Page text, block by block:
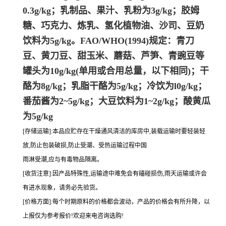
0.3g/kg；乳制品、果汁、乳粉为3g/kg；胶姆
糖、巧克力、炼乳、氢化植物油、沙司、豆奶
饮料为5g/kg。FAO/WHO(1994)规定：青刀
豆、黄刀豆、甜玉米、蘑菇、芦笋、青豌豆等
罐头为10g/kg(单用或合用总量，以下相同)；干
酪为8g/kg；乳脂干酪为5g/kg；冷饮为l0g/kg；
番茄酱为2~5g/kg；大豆饮料为1~2g/kg；酸黄瓜
为5g/kg
[存储运输]:本品应贮存在干燥通风清洁的库房中,装载运输时要轻装轻
放,防止包装破损,防止受潮、受热运输过程中国
雨淋受潮,应与有毒物品隔离。
[收货注意]:因产品特殊性,运输途中难免会有磕碰损伤,雨天运输或许会
有进水现象，请务必先验货。
[价格方面]:每个时期原料的价格都会波动，产品的价格会有所升降，以
上报仅为参考报价!欢迎来电咨询选购!